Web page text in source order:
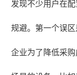
发现不少用户在
规避。第一个误
企业为了降低采